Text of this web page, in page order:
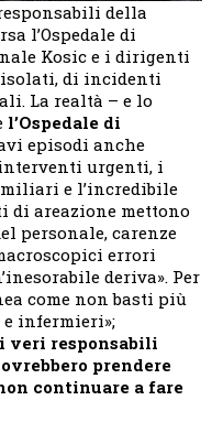
della
l’Ospedale di
Kosic e i dirigenti
di incidenti
La realtà – e lo
l’Ospedale di
episodi anche
urgenti, i
e l’incredibile
di areazione mettono
personale, carenze
errori
deriva». Per
come non basti più
infermieri»;
veri responsabili
prendere
continuare a fare